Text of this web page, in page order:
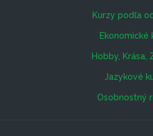
Kurzy podľa
Ekonomické
Hobby, Krása,
Jazykové
Osobnostný